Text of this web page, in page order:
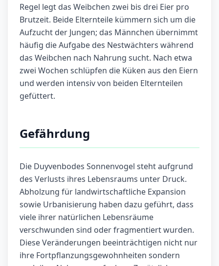
Regel legt das Weibchen zwei bis drei Eier pro
Brutzeit. Beide Elternteile kümmern sich um die
Aufzucht der Jungen; das Männchen übernimmt
häufig die Aufgabe des Nestwächters während
das Weibchen nach Nahrung sucht. Nach etwa
zwei Wochen schlüpfen die Küken aus den Eiern
und werden intensiv von beiden Elternteilen
gefüttert.
Gefährdung
Die Duyvenbodes Sonnenvogel steht aufgrund
des Verlusts ihres Lebensraums unter Druck.
Abholzung für landwirtschaftliche Expansion
sowie Urbanisierung haben dazu geführt, dass
viele ihrer natürlichen Lebensräume
verschwunden sind oder fragmentiert wurden.
Diese Veränderungen beeinträchtigen nicht nur
ihre Fortpflanzungsgewohnheiten sondern